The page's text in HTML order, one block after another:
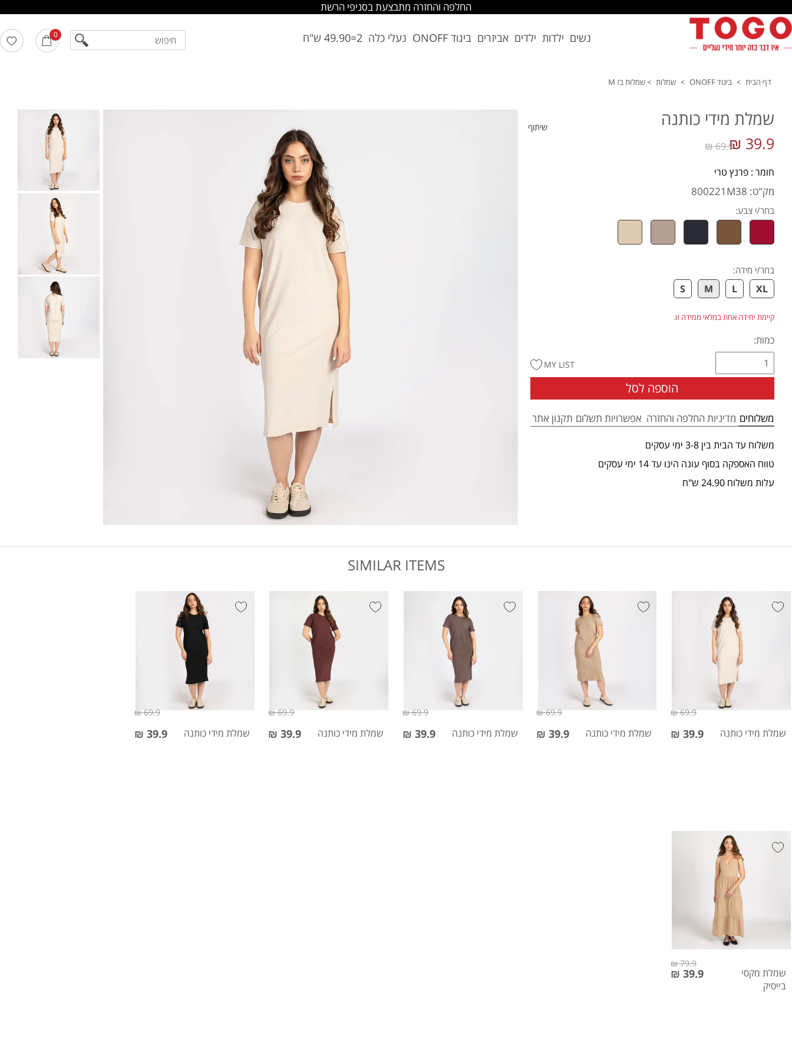
החלפה והחזרה מתבצעת בסניפי הרשת
נשים ילדות ילדים אביזרים ביגוד ONOFF נעלי כלה 2=49.90 ש"ח 0 חיפוש
דף הבית > ביגוד ONOFF > שמלות >שמלות בז M
שיתוף שמלת מידי כותנה
39.9 ₪
69.9 ₪
חומר : פרנץ טרי
מק"ט: 800221M38
בחר/י צבע:
בחר/י מידה:
XL
L
M
S
קיימת יחידה אחת במלאי ממידה זו.
כמות:
הוספה לסל
MY LIST
משלוחים מדיניות החלפה והחזרה אפשרויות תשלום תקנון אתר
משלוח עד הבית בין 3-8 ימי עסקים
טווח האספקה בסוף עונה הינו עד 14 ימי עסקים
עלות משלוח 24.90 ש"ח
SIMILAR ITEMS
שמלת מידי כותנה 39.9 ₪
69.9 ₪
שמלת מידי כותנה 39.9 ₪
69.9 ₪
שמלת מידי כותנה 39.9 ₪
69.9 ₪
שמלת מידי כותנה 39.9 ₪
69.9 ₪
שמלת מידי כותנה 39.9 ₪
69.9 ₪
שמלת מקסי
בייסיק
39.9 ₪
79.9 ₪